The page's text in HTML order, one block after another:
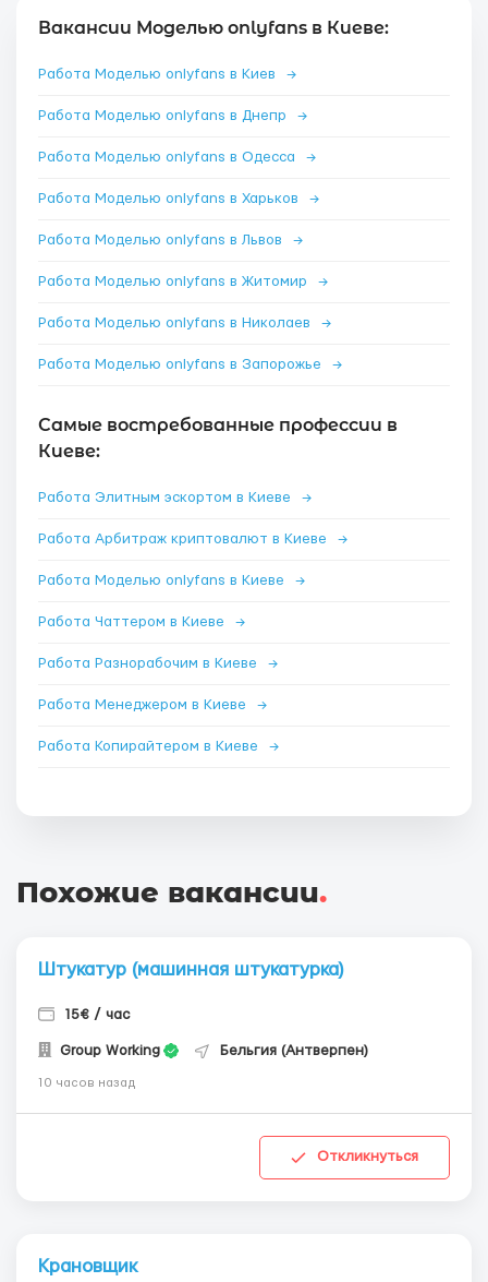
Вакансии Моделью onlyfans в Киеве:
Работа Моделью onlyfans в Киев →
Работа Моделью onlyfans в Днепр →
Работа Моделью onlyfans в Одесса →
Работа Моделью onlyfans в Харьков →
Работа Моделью onlyfans в Львов →
Работа Моделью onlyfans в Житомир →
Работа Моделью onlyfans в Николаев →
Работа Моделью onlyfans в Запорожье →
Самые востребованные профессии в
Киеве:
Работа Элитным эскортом в Киеве →
Работа Арбитраж криптовалют в Киеве →
Работа Моделью onlyfans в Киеве →
Работа Чаттером в Киеве →
Работа Разнорабочим в Киеве →
Работа Менеджером в Киеве →
Работа Копирайтером в Киеве →
Похожие вакансии.
Штукатур (машинная штукатурка)
15€ / час
Group Working Бельгия (Антверпен)
10 часов назад
Откликнуться
Крановщик